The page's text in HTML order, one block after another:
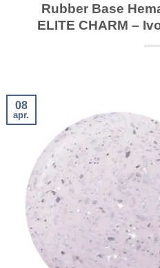
Rubber Base
ELITE CHARM –
08
apr.